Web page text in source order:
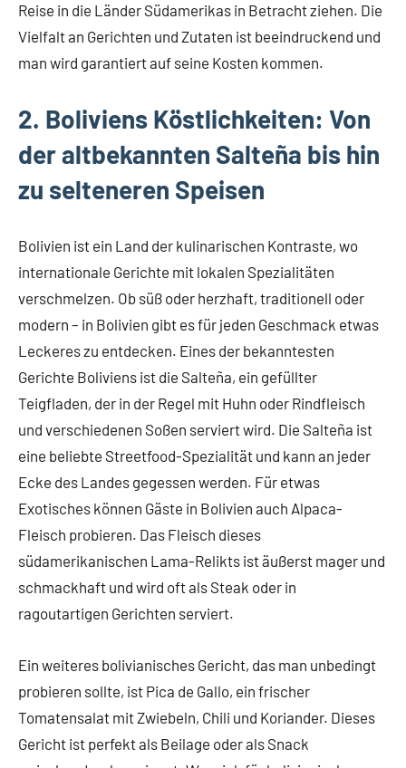
Reise in die Länder Südamerikas in Betracht ziehen. Die
Vielfalt an Gerichten und Zutaten ist beeindruckend und
man wird garantiert auf seine Kosten kommen.
2. Boliviens Köstlichkeiten: Von
der altbekannten Salteña bis hin
zu selteneren Speisen
Bolivien ist ein Land der kulinarischen Kontraste, wo
internationale Gerichte mit lokalen Spezialitäten
verschmelzen. Ob süß oder herzhaft, traditionell oder
modern – in Bolivien gibt es für jeden Geschmack etwas
Leckeres zu entdecken. Eines der bekanntesten
Gerichte Boliviens ist die Salteña, ein gefüllter
Teigfladen, der in der Regel mit Huhn oder Rindfleisch
und verschiedenen Soßen serviert wird. Die Salteña ist
eine beliebte Streetfood-Spezialität und kann an jeder
Ecke des Landes gegessen werden. Für etwas
Exotisches können Gäste in Bolivien auch Alpaca-
Fleisch probieren. Das Fleisch dieses
südamerikanischen Lama-Relikts ist äußerst mager und
schmackhaft und wird oft als Steak oder in
ragoutartigen Gerichten serviert.
Ein weiteres bolivianisches Gericht, das man unbedingt
probieren sollte, ist Pica de Gallo, ein frischer
Tomatensalat mit Zwiebeln, Chili und Koriander. Dieses
Gericht ist perfekt als Beilage oder als Snack